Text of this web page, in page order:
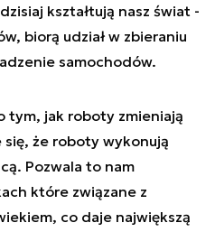
kształtują nasz świat -
biorą udział w zbieraniu
samochodów.
tym, jak roboty zmieniają
się, że roboty wykonują
Pozwala to nam
które związane z
co daje największą